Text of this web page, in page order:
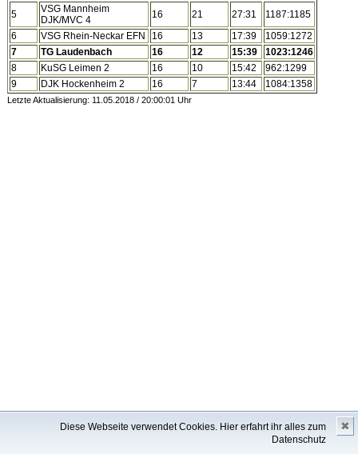
Diese Webseite verwendet Cookies. Hier erfahrt ihr alles zum
Datenschutz
✖
5
VSG Mannheim
DJK/MVC 4
16 21 27:31
1187:1185
6
VSG Rhein-Neckar EFN 16 13 17:39
1059:1272
7
TG Laudenbach 16 12 15:39
1023:1246
8
KuSG Leimen 2 16 10 15:42
962:1299
9
DJK Hockenheim 2 16 7 13:44 1084:1358
Letzte Aktualisierung: 11.05.2018 / 20:00:01 Uhr